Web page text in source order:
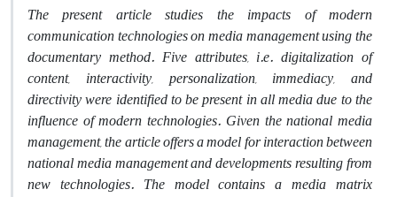
The present article studies the impacts of modern
communication technologies on media management using the
documentary method. Five attributes, i.e. digitalization of
content, interactivity, personalization, immediacy, and
directivity were identified to be present in all media due to the
influence of modern technologies. Given the national media
management, the article offers a model for interaction between
national media management and developments resulting from
new technologies. The model contains a media matrix